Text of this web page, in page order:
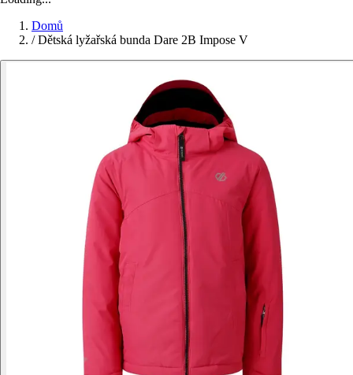
Domů
/ Dětská lyžařská bunda Dare 2B Impose V